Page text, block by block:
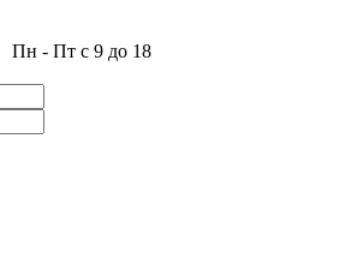
Пн - Пт с 9 до 18